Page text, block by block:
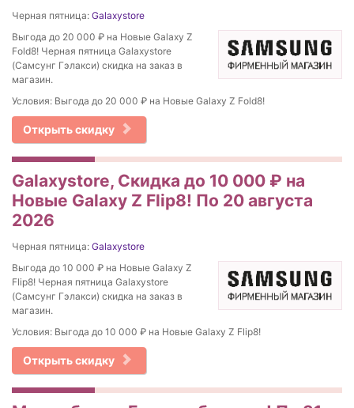
Черная пятница: Galaxystore
Выгода до 20 000 ₽ на Новые Galaxy Z
Fold8! Черная пятница Galaxystore
(Самсунг Гэлакси) скидка на заказ в
магазин.
Условия: Выгода до 20 000 ₽ на Новые Galaxy Z Fold8!
Открыть скидку
Galaxystore, Скидка до 10 000 ₽ на
Новые Galaxy Z Flip8! По 20 августа
2026
Черная пятница: Galaxystore
Выгода до 10 000 ₽ на Новые Galaxy Z
Flip8! Черная пятница Galaxystore
(Самсунг Гэлакси) скидка на заказ в
магазин.
Условия: Выгода до 10 000 ₽ на Новые Galaxy Z Flip8!
Открыть скидку